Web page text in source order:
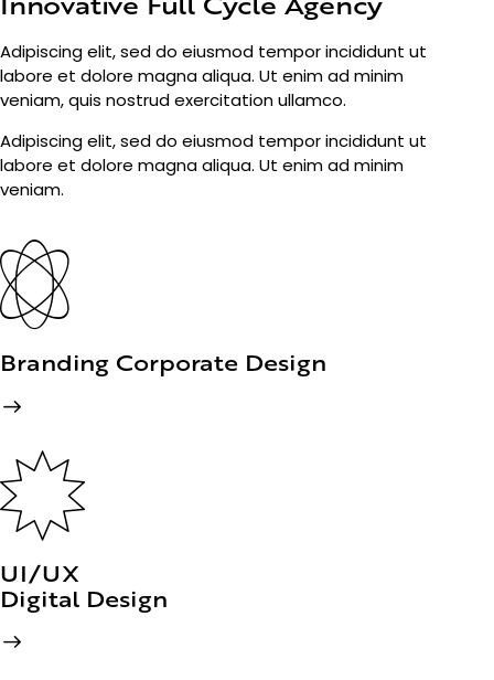
Adipiscing elit, sed do eiusmod tempor incididunt ut
labore et dolore magna aliqua. Ut enim ad minim
veniam, quis nostrud exercitation ullamco.
Adipiscing elit, sed do eiusmod tempor incididunt ut
labore et dolore magna aliqua. Ut enim ad minim
veniam.
Branding Corporate Design
UI/UX
Digital Design